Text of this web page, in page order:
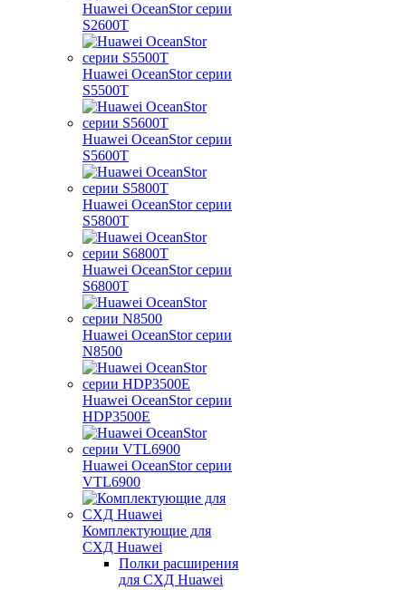
Huawei OceanStor серии
S2600T
Huawei OceanStor серии
S5500T
Huawei OceanStor серии
S5600T
Huawei OceanStor серии
S5800T
Huawei OceanStor серии
S6800T
Huawei OceanStor серии
N8500
Huawei OceanStor серии
HDP3500E
Huawei OceanStor серии
VTL6900
Комплектующие для
СХД Huawei
Полки расширения
для СХД Huawei